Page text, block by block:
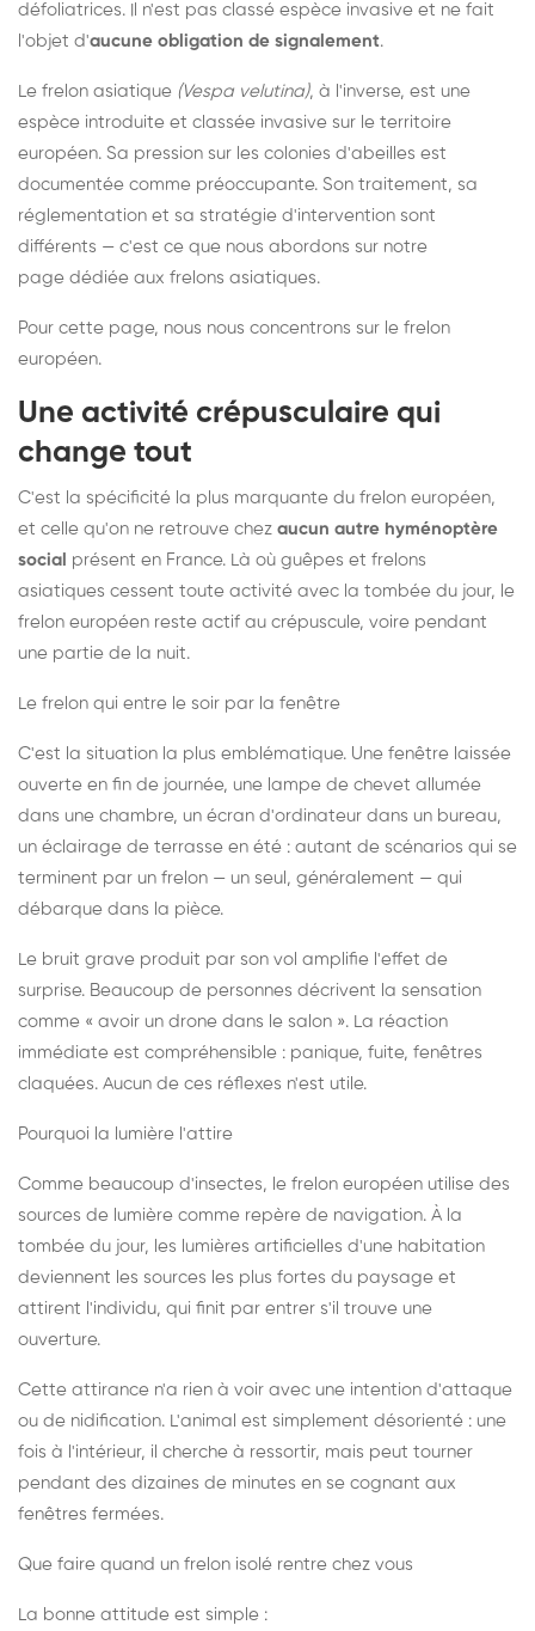
défoliatrices. Il n'est pas classé espèce invasive et ne fait
l'objet d'aucune obligation de signalement.
Le frelon asiatique (Vespa velutina), à l'inverse, est une
espèce introduite et classée invasive sur le territoire
européen. Sa pression sur les colonies d'abeilles est
documentée comme préoccupante. Son traitement, sa
réglementation et sa stratégie d'intervention sont
différents — c'est ce que nous abordons sur notre
page dédiée aux frelons asiatiques.
Pour cette page, nous nous concentrons sur le frelon
européen.
Une activité crépusculaire qui
change tout
C'est la spécificité la plus marquante du frelon européen,
et celle qu'on ne retrouve chez aucun autre hyménoptère
social présent en France. Là où guêpes et frelons
asiatiques cessent toute activité avec la tombée du jour, le
frelon européen reste actif au crépuscule, voire pendant
une partie de la nuit.
Le frelon qui entre le soir par la fenêtre
C'est la situation la plus emblématique. Une fenêtre laissée
ouverte en fin de journée, une lampe de chevet allumée
dans une chambre, un écran d'ordinateur dans un bureau,
un éclairage de terrasse en été : autant de scénarios qui se
terminent par un frelon — un seul, généralement — qui
débarque dans la pièce.
Le bruit grave produit par son vol amplifie l'effet de
surprise. Beaucoup de personnes décrivent la sensation
comme « avoir un drone dans le salon ». La réaction
immédiate est compréhensible : panique, fuite, fenêtres
claquées. Aucun de ces réflexes n'est utile.
Pourquoi la lumière l'attire
Comme beaucoup d'insectes, le frelon européen utilise des
sources de lumière comme repère de navigation. À la
tombée du jour, les lumières artificielles d'une habitation
deviennent les sources les plus fortes du paysage et
attirent l'individu, qui finit par entrer s'il trouve une
ouverture.
Cette attirance n'a rien à voir avec une intention d'attaque
ou de nidification. L'animal est simplement désorienté : une
fois à l'intérieur, il cherche à ressortir, mais peut tourner
pendant des dizaines de minutes en se cognant aux
fenêtres fermées.
Que faire quand un frelon isolé rentre chez vous
La bonne attitude est simple :